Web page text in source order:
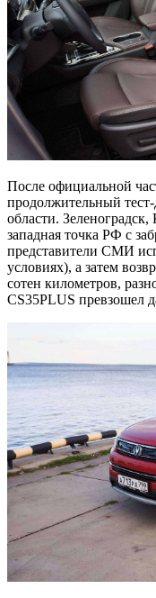
После официальной
продолжительный
области.
западная точка РФ с
представители СМИ
условиях), а затем
сотен километров,
CS35PLUS превзошел